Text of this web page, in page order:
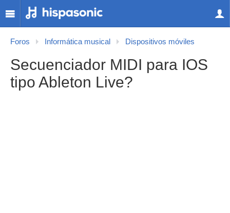
Foros Informática musical Dispositivos móviles
Secuenciador MIDI para IOS
tipo Ableton Live?